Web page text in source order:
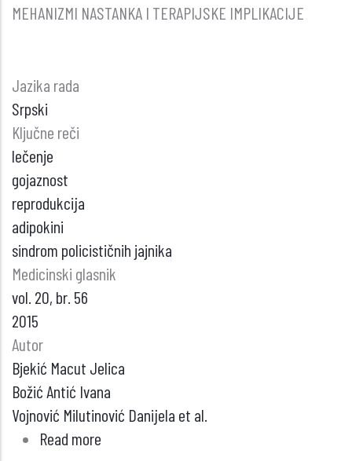
MEHANIZMI NASTANKA I TERAPIJSKE IMPLIKACIJE
Jazika rada
Srpski
Ključne reči
lečenje
gojaznost
reprodukcija
adipokini
sindrom policističnih jajnika
Medicinski glasnik
vol. 20, br. 56
2015
Autor
Bjekić Macut Jelica
Božić Antić Ivana
Vojnović Milutinović Danijela et al.
Read more